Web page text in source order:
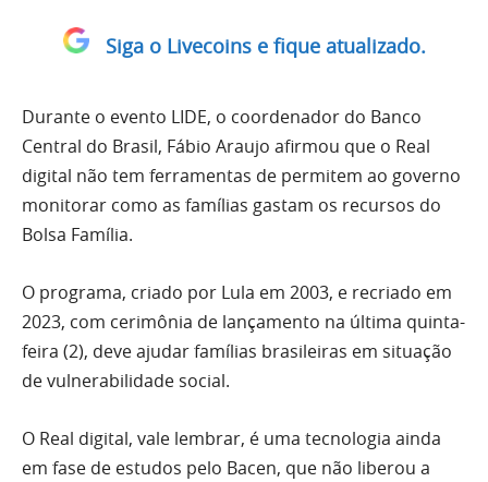
Siga o Livecoins e fique atualizado.
Durante o evento LIDE, o coordenador do Banco
Central do Brasil, Fábio Araujo afirmou que o Real
digital não tem ferramentas de permitem ao governo
monitorar como as famílias gastam os recursos do
Bolsa Família.
O programa, criado por Lula em 2003, e recriado em
2023, com cerimônia de lançamento na última quinta-
feira (2), deve ajudar famílias brasileiras em situação
de vulnerabilidade social.
O Real digital, vale lembrar, é uma tecnologia ainda
em fase de estudos pelo Bacen, que não liberou a